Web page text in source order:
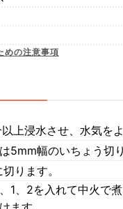
めの注意事項
上浸水させ、水気を
5mm幅のいちょう切
ります。
1、2を入れて中火で